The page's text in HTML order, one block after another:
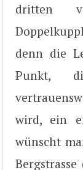
dritten
denn die
Punkt,
wird, ein
wünscht